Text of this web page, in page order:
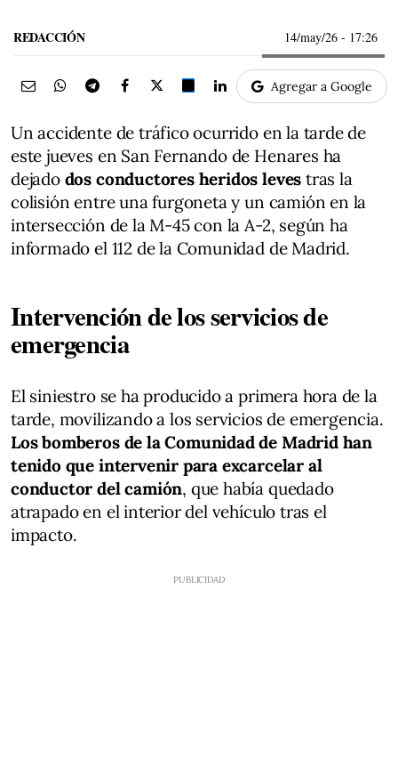
REDACCIÓN 14/may/26 - 17:26
Agregar a Google
Un accidente de tráfico ocurrido en la tarde de
este jueves en San Fernando de Henares ha
dejado dos conductores heridos leves tras la
colisión entre una furgoneta y un camión en la
intersección de la M-45 con la A-2, según ha
informado el 112 de la Comunidad de Madrid.
Intervención de los servicios de
emergencia
El siniestro se ha producido a primera hora de la
tarde, movilizando a los servicios de emergencia.
Los bomberos de la Comunidad de Madrid han
tenido que intervenir para excarcelar al
conductor del camión, que había quedado
atrapado en el interior del vehículo tras el
impacto.